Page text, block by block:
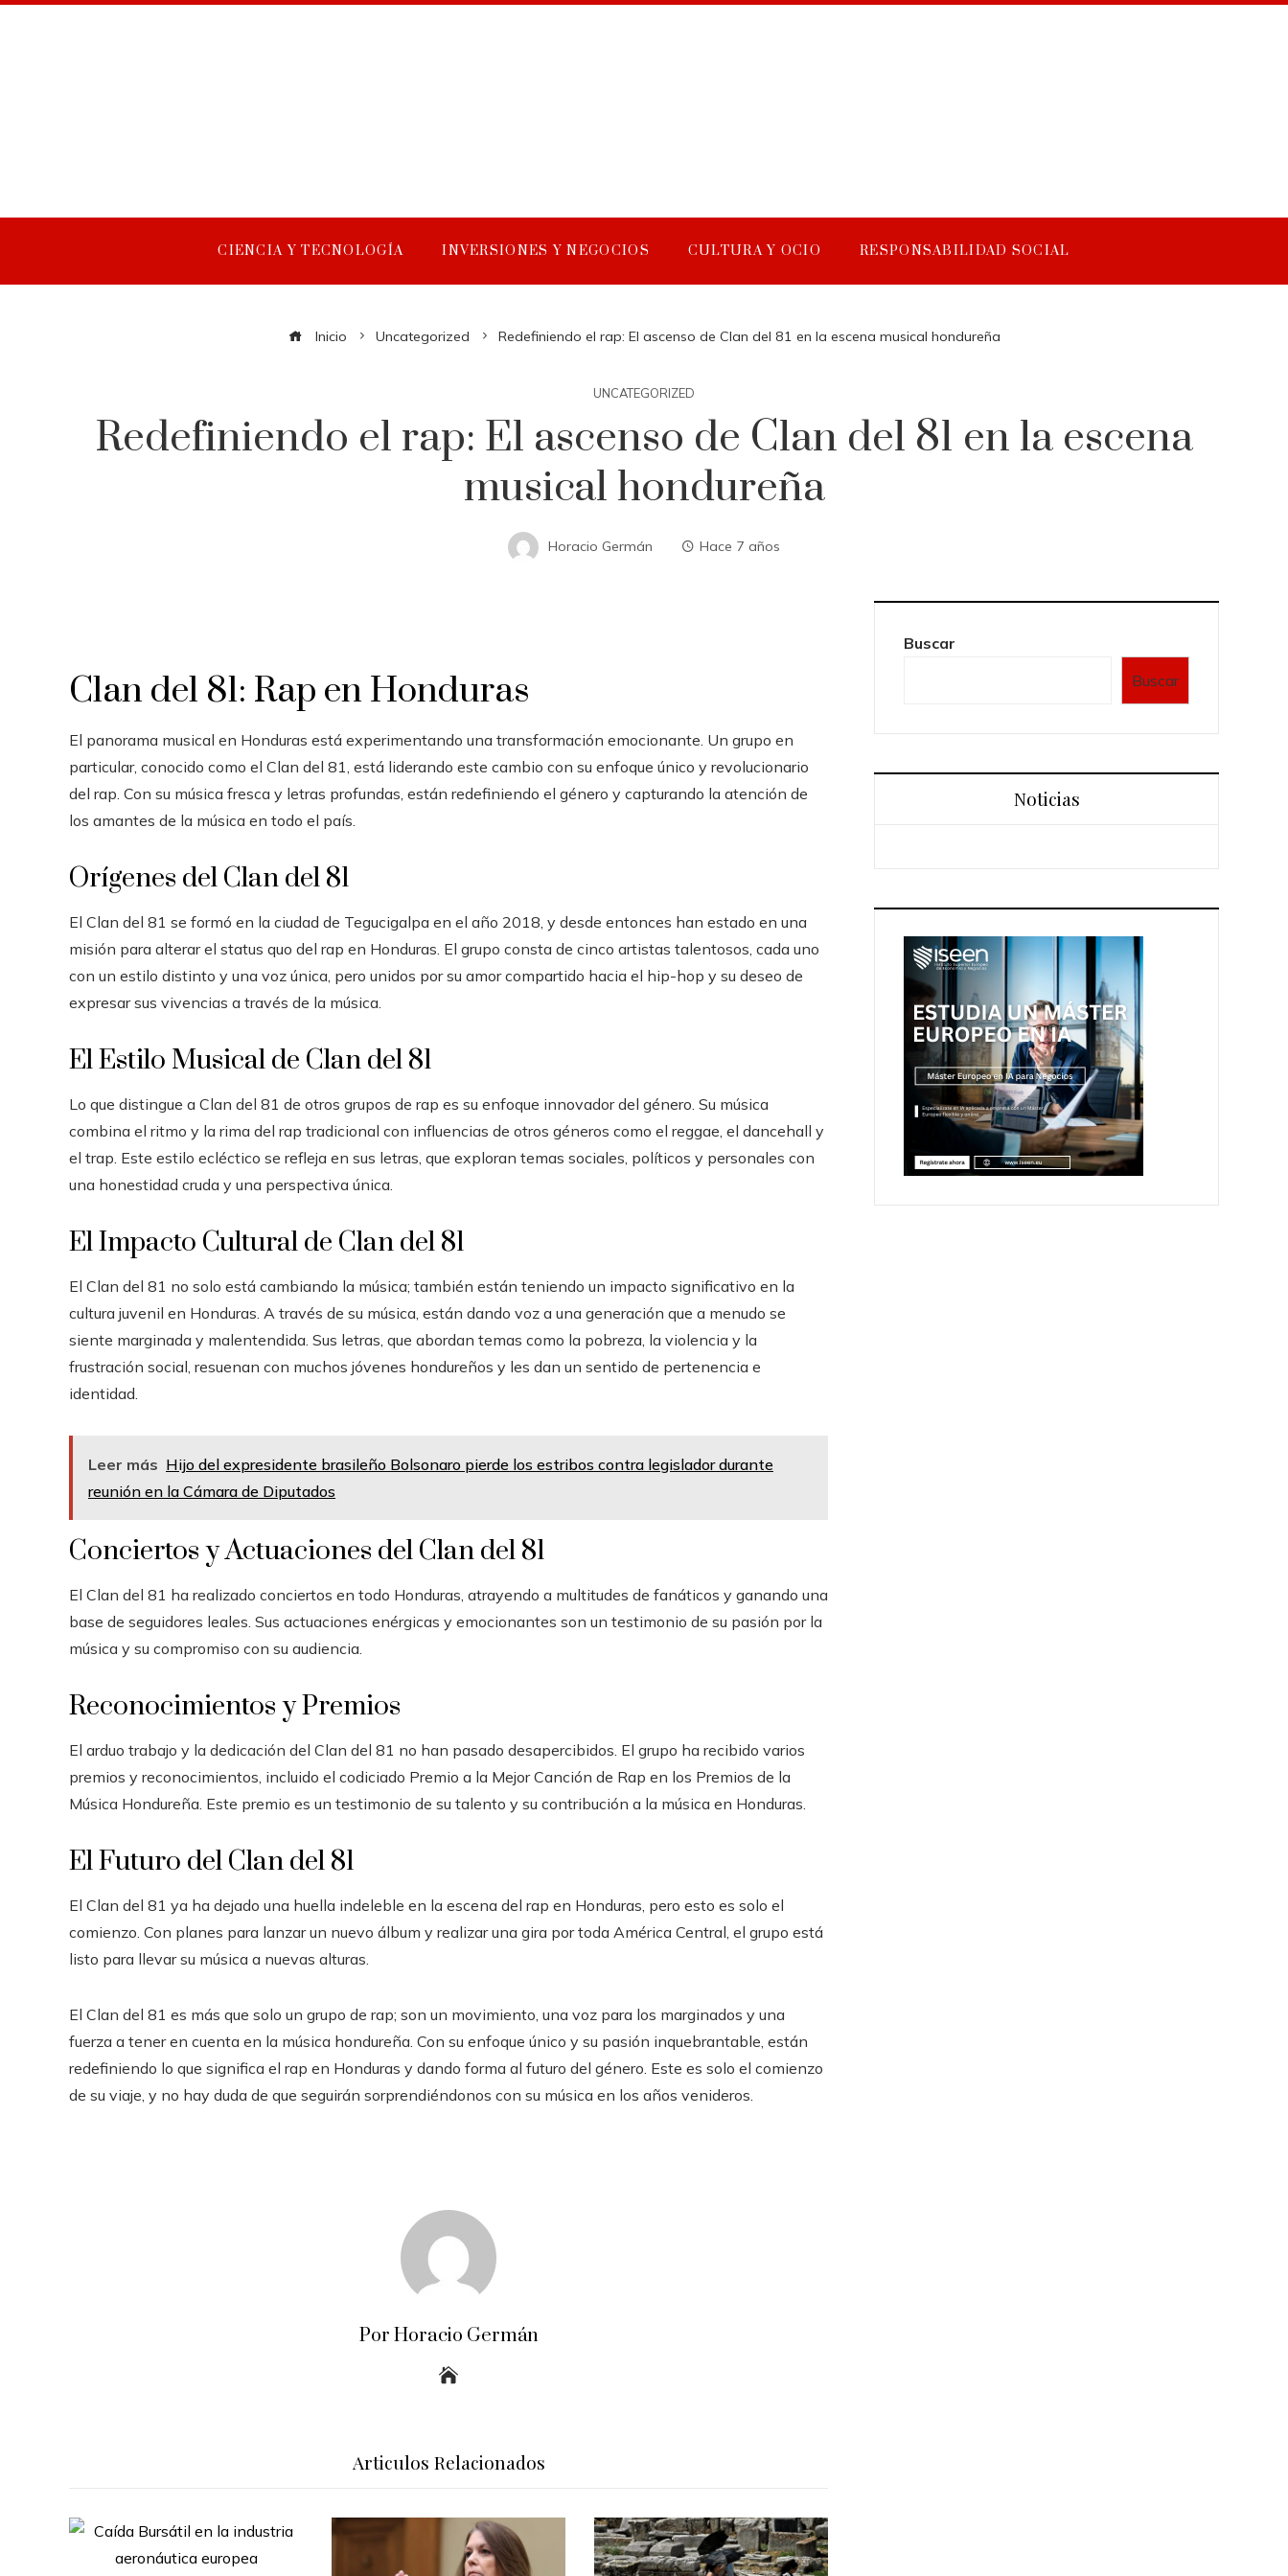
CIENCIA Y TECNOLOGÍA INVERSIONES Y NEGOCIOS CULTURA Y OCIO RESPONSABILIDAD SOCIAL
Inicio Uncategorized Redefiniendo el rap: El ascenso de Clan del 81 en la escena musical hondureña
UNCATEGORIZED
Redefiniendo el rap: El ascenso de Clan del 81 en la escena
musical hondureña
Horacio Germán Hace 7 años
Clan del 81: Rap en Honduras
El panorama musical en Honduras está experimentando una transformación emocionante. Un grupo en
particular, conocido como el Clan del 81, está liderando este cambio con su enfoque único y revolucionario
del rap. Con su música fresca y letras profundas, están redefiniendo el género y capturando la atención de
los amantes de la música en todo el país.
Orígenes del Clan del 81
El Clan del 81 se formó en la ciudad de Tegucigalpa en el año 2018, y desde entonces han estado en una
misión para alterar el status quo del rap en Honduras. El grupo consta de cinco artistas talentosos, cada uno
con un estilo distinto y una voz única, pero unidos por su amor compartido hacia el hip-hop y su deseo de
expresar sus vivencias a través de la música.
El Estilo Musical de Clan del 81
Lo que distingue a Clan del 81 de otros grupos de rap es su enfoque innovador del género. Su música
combina el ritmo y la rima del rap tradicional con influencias de otros géneros como el reggae, el dancehall y
el trap. Este estilo ecléctico se refleja en sus letras, que exploran temas sociales, políticos y personales con
una honestidad cruda y una perspectiva única.
El Impacto Cultural de Clan del 81
El Clan del 81 no solo está cambiando la música; también están teniendo un impacto significativo en la
cultura juvenil en Honduras. A través de su música, están dando voz a una generación que a menudo se
siente marginada y malentendida. Sus letras, que abordan temas como la pobreza, la violencia y la
frustración social, resuenan con muchos jóvenes hondureños y les dan un sentido de pertenencia e
identidad.
Leer más Hijo del expresidente brasileño Bolsonaro pierde los estribos contra legislador durante
reunión en la Cámara de Diputados
Conciertos y Actuaciones del Clan del 81
El Clan del 81 ha realizado conciertos en todo Honduras, atrayendo a multitudes de fanáticos y ganando una
base de seguidores leales. Sus actuaciones enérgicas y emocionantes son un testimonio de su pasión por la
música y su compromiso con su audiencia.
Reconocimientos y Premios
El arduo trabajo y la dedicación del Clan del 81 no han pasado desapercibidos. El grupo ha recibido varios
premios y reconocimientos, incluido el codiciado Premio a la Mejor Canción de Rap en los Premios de la
Música Hondureña. Este premio es un testimonio de su talento y su contribución a la música en Honduras.
El Futuro del Clan del 81
El Clan del 81 ya ha dejado una huella indeleble en la escena del rap en Honduras, pero esto es solo el
comienzo. Con planes para lanzar un nuevo álbum y realizar una gira por toda América Central, el grupo está
listo para llevar su música a nuevas alturas.
El Clan del 81 es más que solo un grupo de rap; son un movimiento, una voz para los marginados y una
fuerza a tener en cuenta en la música hondureña. Con su enfoque único y su pasión inquebrantable, están
redefiniendo lo que significa el rap en Honduras y dando forma al futuro del género. Este es solo el comienzo
de su viaje, y no hay duda de que seguirán sorprendiéndonos con su música en los años venideros.
Por Horacio Germán
Articulos Relacionados
Buscar
Buscar
Noticias